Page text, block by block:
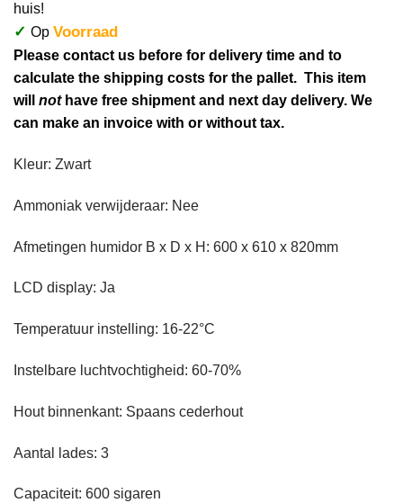
huis!
✓ Op Voorraad
Please contact us before for delivery time and to
calculate the shipping costs for the pallet. This item
will nothave free shipment and next day delivery. We
can make an invoice with or without tax.
Kleur: Zwart
Ammoniak verwijderaar: Nee
Afmetingen humidor B x D x H: 600 x 610 x 820mm
LCD display: Ja
Temperatuur instelling: 16-22°C
Instelbare luchtvochtigheid: 60-70%
Hout binnenkant: Spaans cederhout
Aantal lades: 3
Capaciteit: 600 sigaren